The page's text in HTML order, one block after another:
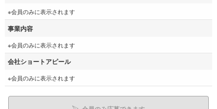
※会員のみに表示されます
事業内容
※会員のみに表示されます
会社ショートアピール
※会員のみに表示されます